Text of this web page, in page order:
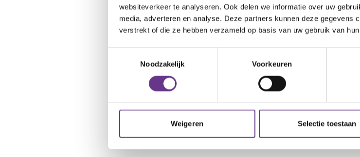
websiteverkeer te analyseren. Ook delen we informatie over uw
media, adverteren en analyse. Deze partners kunnen deze gegevens
verstrekt of die ze hebben verzameld op basis van uw gebruik van
Noodzakelijk
Voorkeuren
Weigeren Selectie toestaan